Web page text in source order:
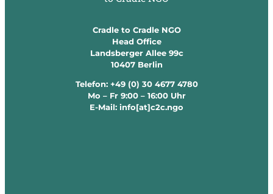
Cradle to Cradle NGO
Head Office
Landsberger Allee 99c
10407 Berlin
Telefon: +49 (0) 30 4677 4780
Mo – Fr 9:00 – 16:00 Uhr
E-Mail: info[at]c2c.ngo